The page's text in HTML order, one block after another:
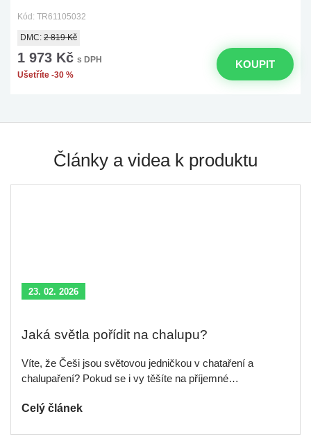
Kód: TR61105032
DMC: 2 819 Kč
1 973 Kč s DPH
Ušetříte -30 %
KOUPIT
Články a videa k produktu
23. 02. 2026
Jaká světla pořídit na chalupu?
Víte, že Češi jsou světovou jedničkou v chataření a
chalupaření? Pokud se i vy těšíte na příjemné…
Celý článek